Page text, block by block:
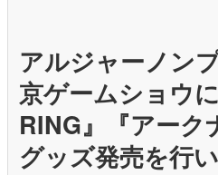
アルジャーノン
京ゲームショウ
RING』『アーク
グッズ発売を行